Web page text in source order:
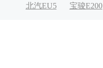
制造厂
北汽EU5 宝骏E200